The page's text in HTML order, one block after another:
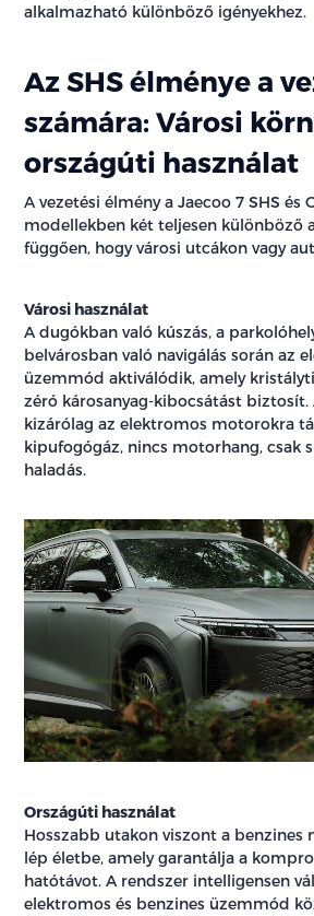
alkalmazható különböző igényekhez.
Az SHS élménye a
számára: Városi
országúti használat
A vezetési élmény a Jaecoo 7 SHS és
modellekben két teljesen különböző
függően, hogy városi utcákon vagy
Városi használat
A dugókban való kúszás, a
belvárosban való navigálás során az
üzemmód aktiválódik, amely
zéró károsanyag-kibocsátást biztosít.
kizárólag az elektromos motorokra
kipufogógáz, nincs motorhang, csak
haladás.
Országúti használat
Hosszabb utakon viszont a benzines
lép életbe, amely garantálja a
hatótávot. A rendszer intelligensen
elektromos és benzines üzemmód